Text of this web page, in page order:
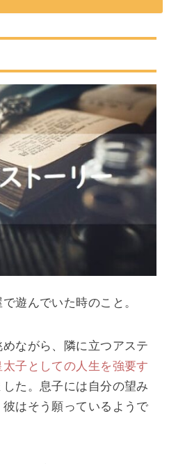
遊んでいた時のこと。
ながら、隣に立つアステ
太子としての人生を強要す
した。息子には自分の望み
はそう願っているようで